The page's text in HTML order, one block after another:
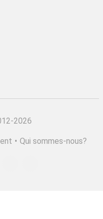
2026
• Qui sommes-nous?